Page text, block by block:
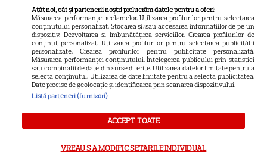
20
Brooks Nader readuce la viață
Atât noi, cât și partenerii noștri prelucrăm datele pentru a oferi:
Măsurarea performanței reclamelor. Utilizarea profilurilor pentru selectarea
conținutului personalizat. Stocarea și/sau accesarea informațiilor de pe un
dispozitiv. Dezvoltarea și îmbunătățirea serviciilor. Crearea profilurilor de
conținut personalizat. Utilizarea profilurilor pentru selectarea publicității
personalizate. Crearea profilurilor pentru publicitate personalizată.
Măsurarea performanței conținutului. Înțelegerea publicului prin statistici
sau combinații de date din surse diferite. Utilizarea datelor limitate pentru a
selecta conținutul. Utilizarea de date limitate pentru a selecta publicitatea.
Date precise de geolocație și identificarea prin scanarea dispozitivului.
Listă parteneri (furnizori)
ACCEPT TOATE
VREAU SA MODIFIC SETARILE INDIVIDUAL